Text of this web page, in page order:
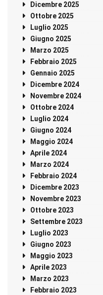
Dicembre 2025
Ottobre 2025
Luglio 2025
Giugno 2025
Marzo 2025
Febbraio 2025
Gennaio 2025
Dicembre 2024
Novembre 2024
Ottobre 2024
Luglio 2024
Giugno 2024
Maggio 2024
Aprile 2024
Marzo 2024
Febbraio 2024
Dicembre 2023
Novembre 2023
Ottobre 2023
Settembre 2023
Luglio 2023
Giugno 2023
Maggio 2023
Aprile 2023
Marzo 2023
Febbraio 2023